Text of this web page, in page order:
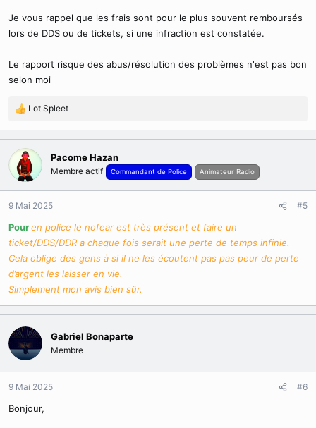
Je vous rappel que les frais sont pour le plus souvent remboursés
lors de DDS ou de tickets, si une infraction est constatée.
Le rapport risque des abus/résolution des problèmes n'est pas bon
selon moi
R
a
c
i
o
n
:
Lot Spleet
Pacome Hazan
Membre actif Commandant de Police Animateur Radio
9 Mai 2025 #5
Pouren police le nofear est très présent et faire un
ticket/DDS/DDR a chaque fois serait une perte de temps infinie.
Cela oblige des gens à si il ne les écoutent pas pas peur de perte
d’argent les laisser en vie.
Simplement mon avis bien sûr.
Gabriel Bonaparte
Membre
9 Mai 2025 #6
Bonjour,